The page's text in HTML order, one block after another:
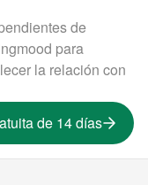
de
para
la relación con
de 14 días